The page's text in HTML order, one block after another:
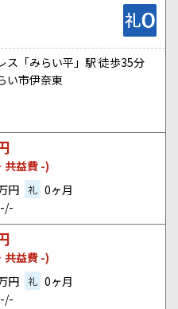
ス「みらい平」駅 徒歩35分
い市伊奈東
共益費 -)
円 礼 0ヶ月
共益費 -)
円 礼 0ヶ月